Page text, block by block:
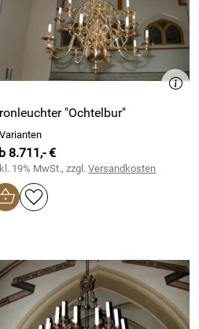
"Ochtelbur"
8.711,- €
19% MwSt., zzgl.Versandkosten